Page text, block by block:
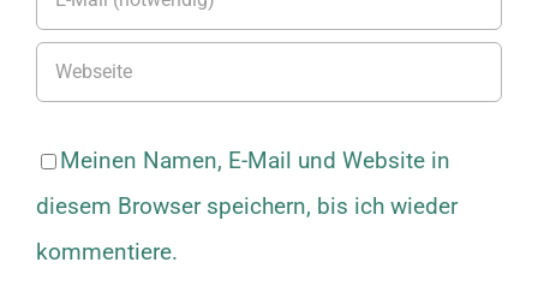
Meinen Namen, E-Mail und Website in
diesem Browser speichern, bis ich wieder
kommentiere.